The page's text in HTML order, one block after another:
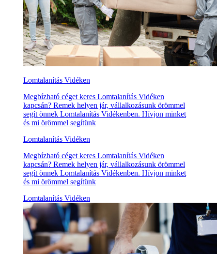
Lomtalanítás Vidéken
Megbízható céget keres Lomtalanítás Vidéken
kapcsán? Remek helyen jár, vállalkozásunk örömmel
segít önnek Lomtalanítás Vidékenben. Hívjon minket
és mi örömmel segítünk
Lomtalanítás Vidéken
Megbízható céget keres Lomtalanítás Vidéken
kapcsán? Remek helyen jár, vállalkozásunk örömmel
segít önnek Lomtalanítás Vidékenben. Hívjon minket
és mi örömmel segítünk
Lomtalanítás Vidéken